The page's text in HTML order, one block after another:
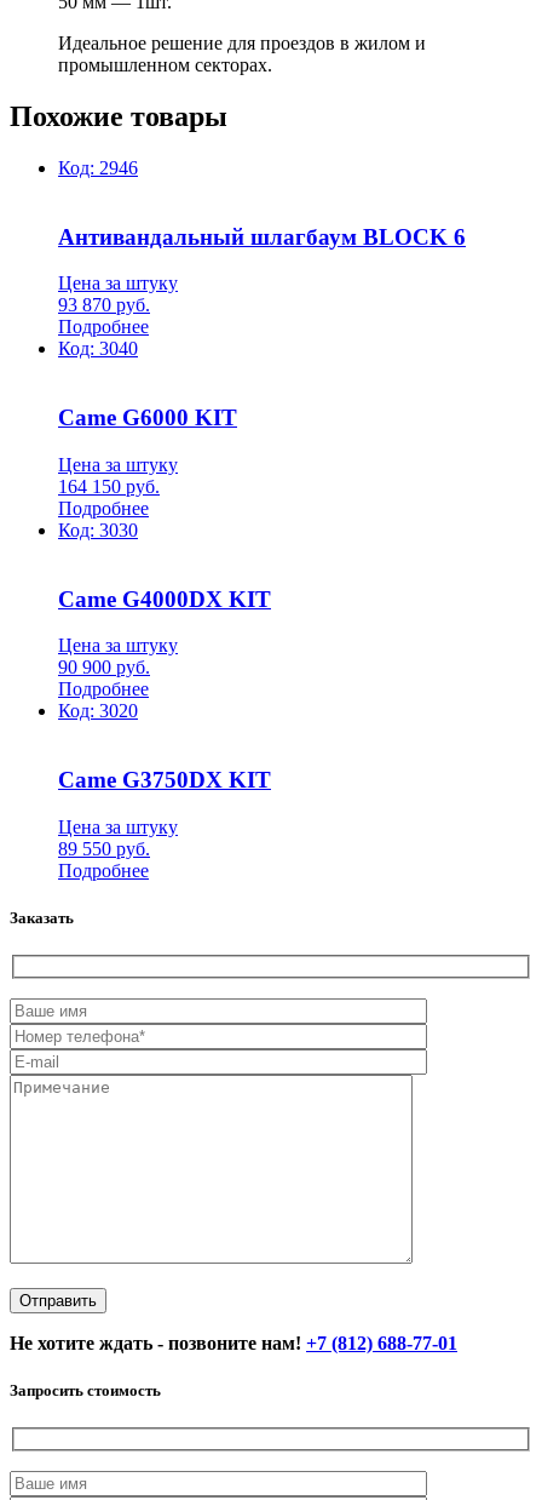
Идеальное решение для проездов в жилом и
промышленном секторах.
Похожие товары
Код: 2946
Антивандальный шлагбаум BLOCK 6
Цена за штуку
93 870 руб.
Подробнее
Код: 3040
Came G6000 KIT
Цена за штуку
164 150 руб.
Подробнее
Код: 3030
Came G4000DX KIT
Цена за штуку
90 900 руб.
Подробнее
Код: 3020
Came G3750DX KIT
Цена за штуку
89 550 руб.
Подробнее
Заказать
Не хотите ждать - позвоните нам! +7 (812) 688-77-01
Запросить стоимость